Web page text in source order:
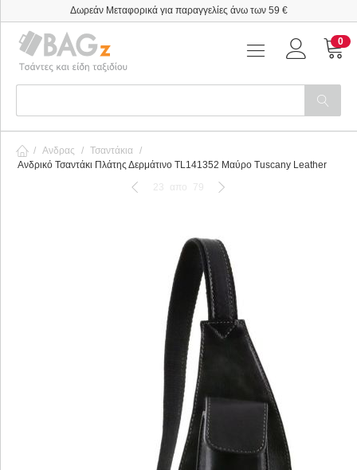
Δωρεάν Μεταφορικά για παραγγελίες άνω των 59 €
0
/ Ανδρας / Τσαντάκια /
Ανδρικό Τσαντάκι Πλάτης Δερμάτινο TL141352 Μαύρο Tuscany Leather
23
απο 79